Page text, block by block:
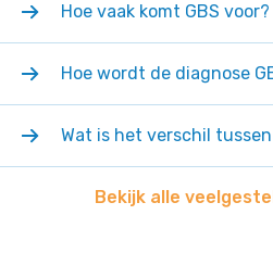
Hoe vaak komt GBS voor?
Hoe wordt de diagnose
Wat is het verschil tussen
Bekijk alle